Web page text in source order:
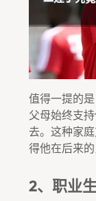
值得一提的
父母始终支
去。这种家
得他在后来的
2、职业